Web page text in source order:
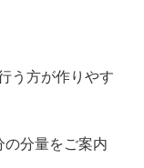
う方が作りやす
の分量をご案内